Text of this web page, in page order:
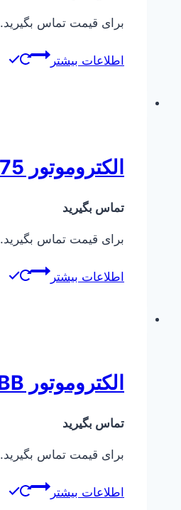
برای قیمت تماس بگیرید.
اطلاعات بیشتر
الکتروموتور ABB 75 کیلووات
تماس بگیرید
برای قیمت تماس بگیرید.
اطلاعات بیشتر
الکتروموتور ABB آلمان
تماس بگیرید
برای قیمت تماس بگیرید.
اطلاعات بیشتر